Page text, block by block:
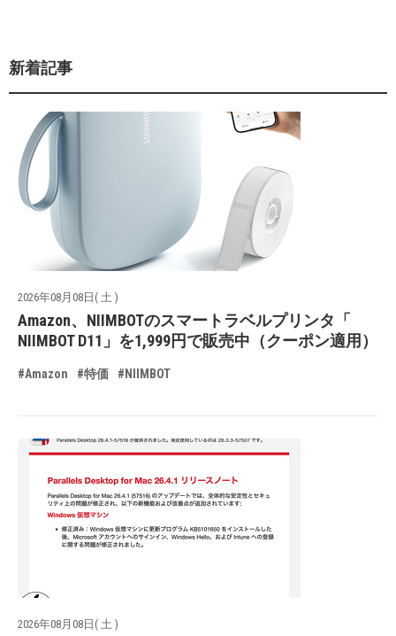
新着記事
2026年08月08日( 土 )
Amazon、NIIMBOTのスマートラベルプリンタ「
NIIMBOT D11」を1,999円で販売中（クーポン適用）
#Amazon #特価 #NIIMBOT
2026年08月08日( 土 )